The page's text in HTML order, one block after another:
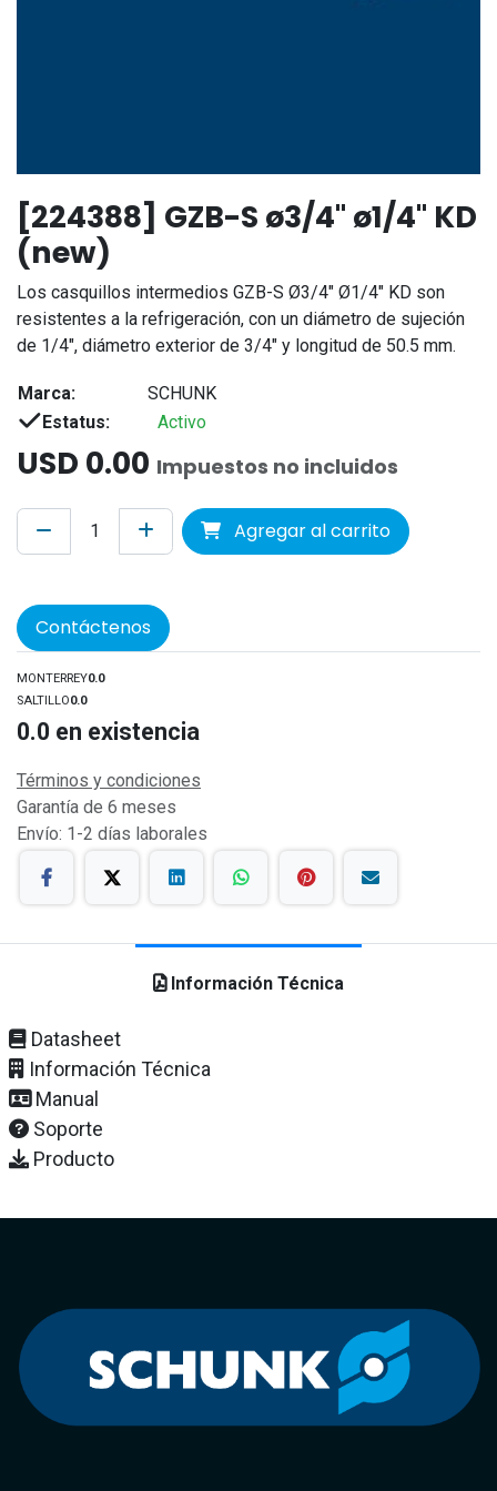
[224388] GZB-S ø3/4" ø1/4" KD
(new)
Los casquillos intermedios GZB-S Ø3/4" Ø1/4" KD son
resistentes a la refrigeración, con un diámetro de sujeción
de 1/4", diámetro exterior de 3/4" y longitud de 50.5 mm.
Marca:
SCHUNK
Estatus:
Activo
USD 0.00 Impuestos no incluidos
Agregar al carrito
Contáctenos
MONTERREY0.0
SALTILLO0.0
0.0 en existencia
Términos y condiciones
Garantía de 6 meses
Envío: 1-2 días laborales
Información Técnica
Datasheet
Información Técnica
Manual
Soporte
Producto